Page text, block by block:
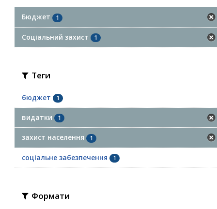
Бюджет 1
Соціальний захист 1
Теги
бюджет 1
видатки 1
захист населення 1
соціальне забезпечення 1
Формати